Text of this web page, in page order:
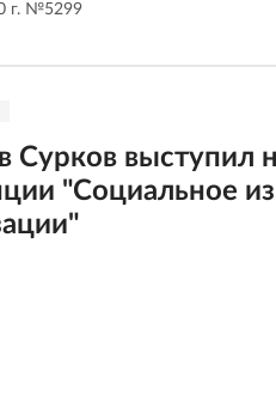
г. №5299
Сурков выступил
"Социальное